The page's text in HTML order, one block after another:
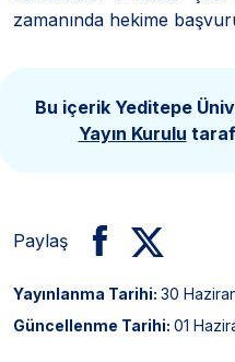
zamanında hekime
Bu içerik Yeditepe
Yayın Kurulu
Paylaş
Yayınlanma Tarihi: 30
Güncellenme Tarihi: 01